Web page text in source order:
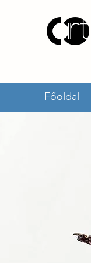
Főoldal